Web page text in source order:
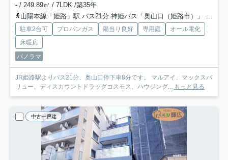
- / 249.89㎡ / 7LDK /築35年
山陽本線「姫路」駅 バス21分 神姫バス「奥山口（姫路市）」 停歩8分
駐車2台可 プロパンガス 陽当り良好 専用庭
オール電化
床暖房
パノラマ
JR姫路駅よりバス21分、奥山口停下車8分です。 マルアイ、マックスバ
リュー、ディスカウントドラッグコスモス、ハウジング... もっと見る
中古一戸建